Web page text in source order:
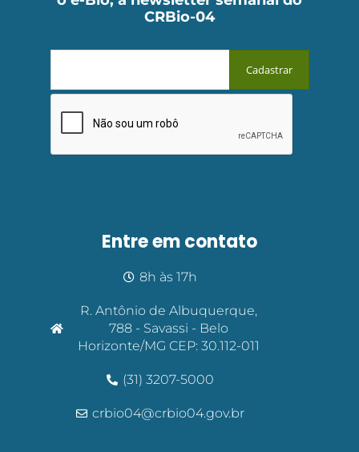
CRBio-04
Entre em contato
8h às 17h
R. Antônio de Albuquerque,
788 - Savassi - Belo
Horizonte/MG CEP: 30.112-011
(31) 3207-5000
crbio04@crbio04.gov.br